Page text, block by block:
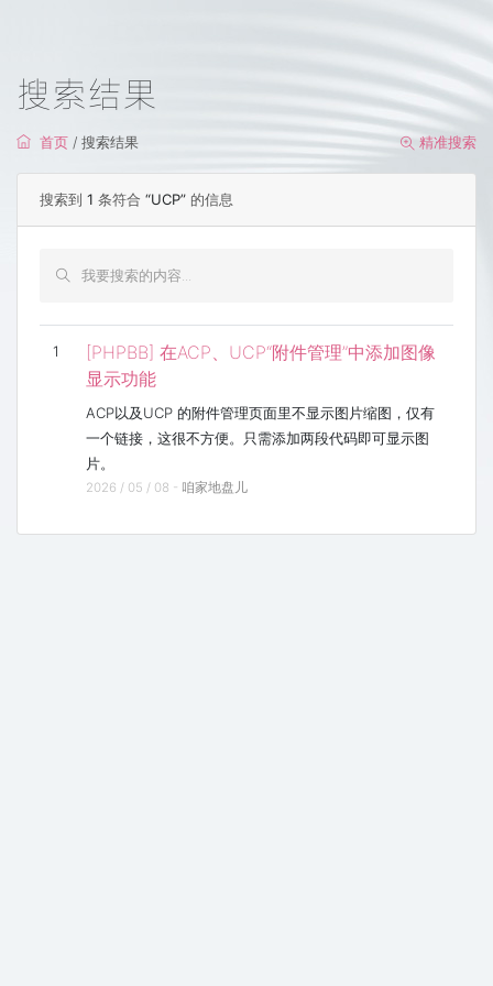
搜索结果
首页 / 搜索结果 精准搜索
搜索到 1 条符合 “UCP” 的信息
1
[PHPBB] 在ACP、UCP“附件管理”中添加图像
显示功能
ACP以及UCP 的附件管理页面里不显示图片缩图，仅有
一个链接，这很不方便。只需添加两段代码即可显示图
片。
2026 / 05 / 08 - 咱家地盘儿